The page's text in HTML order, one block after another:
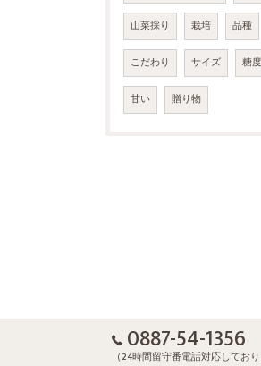
山菜採り 栽培 品種
こだわり サイズ 糖度
甘い 贈り物
0887-54-1356
（24時間留守番電話対応しており